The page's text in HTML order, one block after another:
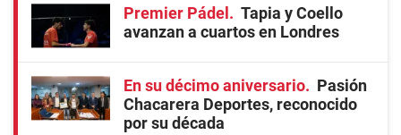
Premier Pádel
Tapia y Coello
avanzan a cuartos en Londres
En su décimo aniversario
Pasión
Chacarera Deportes, reconocido
por su década